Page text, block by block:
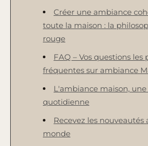
Créer une ambiance
toute la maison : la
rouge
FAQ – Vos questions les
fréquentes sur ambiance
L'ambiance maison, une
quotidienne
Recevez les
monde